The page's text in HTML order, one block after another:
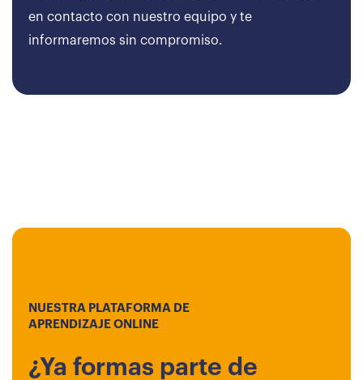
en contacto con nuestro equipo y te
informaremos sin compromiso.
NUESTRA PLATAFORMA DE
APRENDIZAJE ONLINE
¿Ya formas parte de